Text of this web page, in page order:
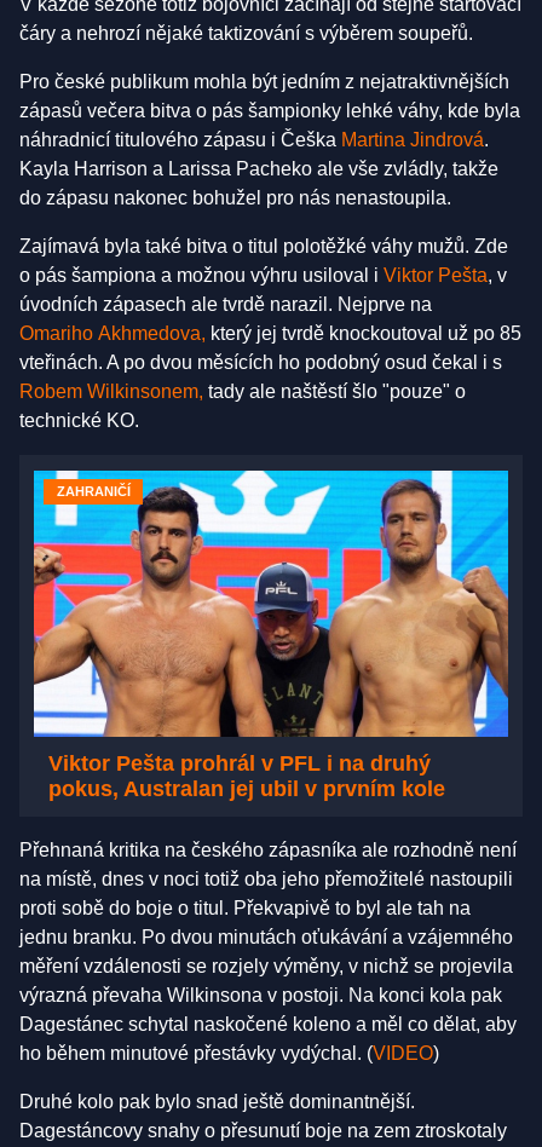
V každé sezóně totiž bojovníci začínají od stejné startovací
čáry a nehrozí nějaké taktizování s výběrem soupeřů.
Pro české publikum mohla být jedním z nejatraktivnějších
zápasů večera bitva o pás šampionky lehké váhy, kde byla
náhradnicí titulového zápasu i Češka Martina Jindrová.
Kayla Harrison a Larissa Pacheko ale vše zvládly, takže
do zápasu nakonec bohužel pro nás nenastoupila.
Zajímavá byla také bitva o titul polotěžké váhy mužů. Zde
o pás šampiona a možnou výhru usiloval i Viktor Pešta, v
úvodních zápasech ale tvrdě narazil. Nejprve na
Omariho Akhmedova, který jej tvrdě knockoutoval už po 85
vteřinách. A po dvou měsících ho podobný osud čekal i s
Robem Wilkinsonem, tady ale naštěstí šlo "pouze" o
technické KO.
ZAHRANIČÍ
Viktor Pešta prohrál v PFL i na druhý
pokus, Australan jej ubil v prvním kole
Přehnaná kritika na českého zápasníka ale rozhodně není
na místě, dnes v noci totiž oba jeho přemožitelé nastoupili
proti sobě do boje o titul. Překvapivě to byl ale tah na
jednu branku. Po dvou minutách oťukávání a vzájemného
měření vzdálenosti se rozjely výměny, v nichž se projevila
výrazná převaha Wilkinsona v postoji. Na konci kola pak
Dagestánec schytal naskočené koleno a měl co dělat, aby
ho během minutové přestávky vydýchal. (VIDEO)
Druhé kolo pak bylo snad ještě dominantnější.
Dagestáncovy snahy o přesunutí boje na zem ztroskotaly